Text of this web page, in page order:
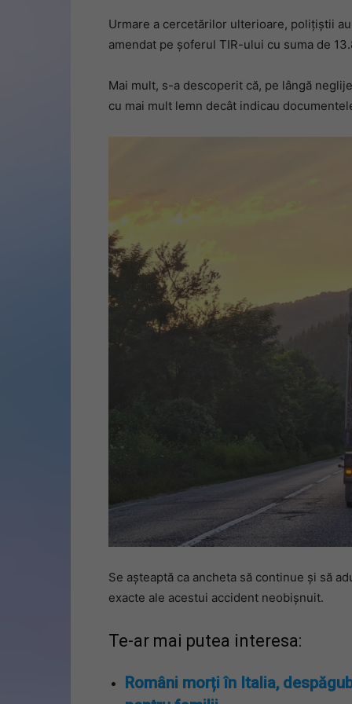
Urmare a cercetărilor ulterioare, polițiștii
amendat pe șoferul TIR-ului cu suma de
Mai mult, s-a descoperit că, pe lângă
cu mai mult lemn decât indicau
Se așteaptă ca ancheta să continue și să
exacte ale acestui accident neobișnuit.
Te-ar mai putea interesa:
Români morți în Italia,